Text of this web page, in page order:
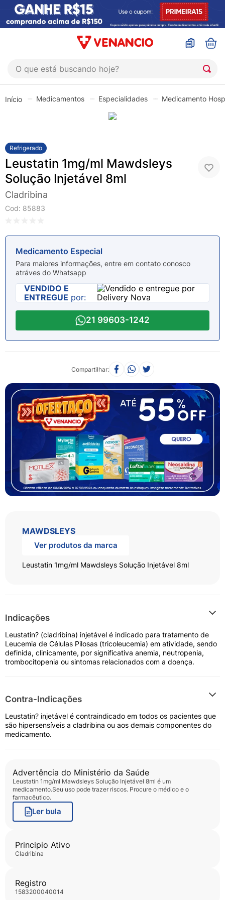
O que está buscando hoje?
Medicamentos Especialidades Medicamento
Refrigerado
Leustatin 1mg/ml Mawdsleys
Solução Injetável 8ml
Cladribina
Cod: 85883
Medicamento Especial
Para maiores informações, entre em contato conosco
atráves do Whatsapp
VENDIDO E
ENTREGUE por:
21 99603-1242
Compartilhar
MAWDSLEYS
Ver produtos da marca
Leustatin 1mg/ml Mawdsleys Solução Injetável 8ml
Indicações
Leustatin? (cladribina) injetável é indicado para tratamento de
Leucemia de Células Pilosas (tricoleucemia) em atividade, sendo
definida, clinicamente, por significativa anemia, neutropenia,
trombocitopenia ou sintomas relacionados com a doença.
Contra-Indicações
Leustatin? injetável é contraindicado em todos os pacientes que
são hipersensíveis a cladribina ou aos demais componentes do
medicamento.
Advertência do Ministério da Saúde
Leustatin 1mg/ml Mawdsleys Solução Injetável 8ml é um
medicamento.Seu uso pode trazer riscos. Procure o médico e o
farmacêutico.
Ler bula
Principio Ativo
cladribina
Registro
1583200040014
1º
coristina
fly gotas
5º
protetor solar
10º fralda